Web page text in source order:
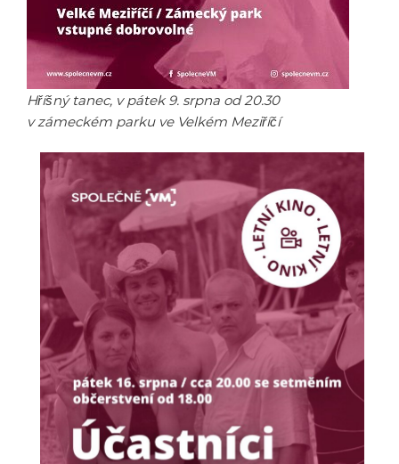
Hříšný tanec, v pátek 9. srpna od 20.30
v zámeckém parku ve Velkém Meziříčí